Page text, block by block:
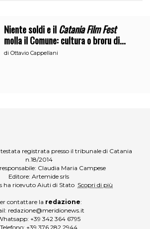
Niente soldi e ilCatania Film Fest
molla il Comune: cultura o broru di
ciciri?
diOttavio Cappellani
registrata presso il tribunale di Catania
n.18/2014
Claudia Maria Campese
Editore: Artemide srls
ha ricevuto Aiuti di Stato Scopri di più
contattare la redazione:
redazione@meridionews.it
+39 342 364 6795
Telefono: +39 376 282 2944